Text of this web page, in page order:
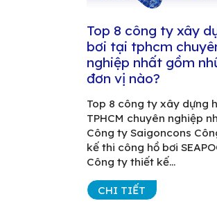
Top 8 công ty xây
bơi tại tphcm
nghiệp nhất gồm
đơn vị nào?
Top 8 công ty xây dựng
TPHCM chuyên nghiệp
Công ty Saigoncons
kế thi công hồ bơi
Công ty thiết kế...
CHI TIẾT